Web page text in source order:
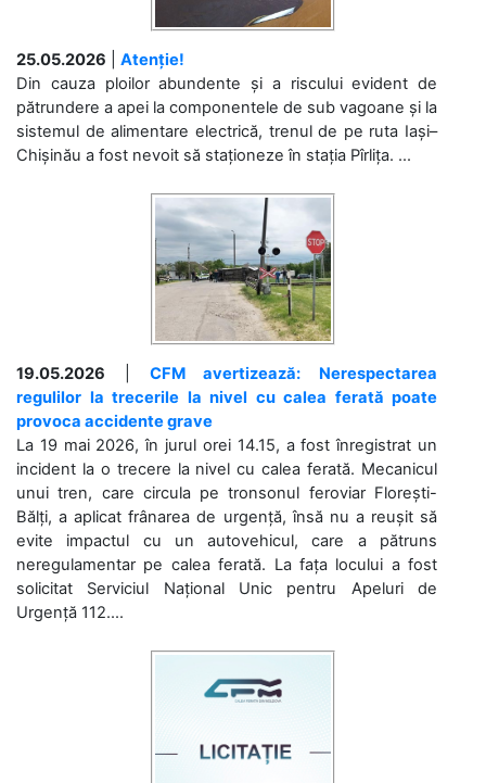
25.05.2026
Atenție!
Din cauza ploilor abundente și a riscului evident de
pătrundere a apei la componentele de sub vagoane și la
sistemul de alimentare electrică, trenul de pe ruta Iași–
Chișinău a fost nevoit să staționeze în stația Pîrlița. ...
19.05.2026
CFM avertizează: Nerespectarea
regulilor la trecerile la nivel cu calea ferată poate
provoca accidente grave
La 19 mai 2026, în jurul orei 14.15, a fost înregistrat un
incident la o trecere la nivel cu calea ferată. Mecanicul
unui tren, care circula pe tronsonul feroviar Florești-
Bălți, a aplicat frânarea de urgență, însă nu a reușit să
evite impactul cu un autovehicul, care a pătruns
neregulamentar pe calea ferată. La fața locului a fost
solicitat Serviciul Național Unic pentru Apeluri de
Urgență 112....